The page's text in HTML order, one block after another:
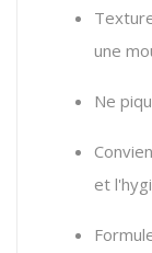
une
Ne
et